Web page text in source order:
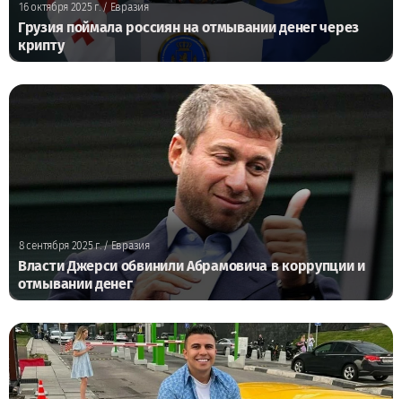
16 октября 2025 г./ Евразия
Грузия поймала россиян на отмывании денег через
крипту
8 сентября 2025 г./ Евразия
Власти Джерси обвинили Абрамовича в коррупции и
отмывании денег